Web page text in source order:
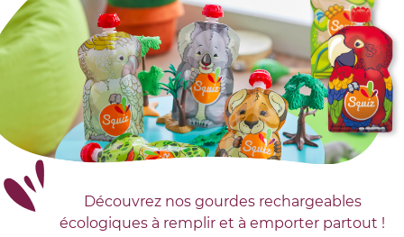
Découvrez nos gourdes rechargeables
écologiques à remplir et à emporter partout !